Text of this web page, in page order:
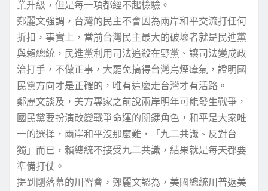
業升級，但是每一項都經不起檢驗。
鄭麗文強調，台灣的民主不會因為兩岸和平交流打任何
折扣，事實上，當前台灣民主最大的破壞者就是民進黨
與賴總統，民進黨利用司法追殺在野黨、讓司法變成政
治打手，不做正事，大罷免搞得台灣烏煙瘴氣，證明國
民黨方向才是正確的，唯有這麼走台灣才有活路。
鄭麗文談及，美方專家之前說兩岸明年可能發生戰爭，
國民黨要扮演改變戰爭命運的關鍵角色，和平是大家唯
一的選擇，兩岸和平沒那麼難，「九二共識、反對台
獨」而已，賴總統不接受九二共識，結果就是每天都要
準備打仗。
提到剛落幕的川習會，鄭麗文認為，美國總統川普返美